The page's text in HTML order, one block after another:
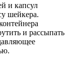
и капсул
шейкера.
и рассыпать